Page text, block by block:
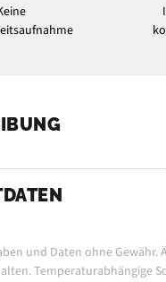
und Daten ohne Gewähr.
Temperaturabhängige